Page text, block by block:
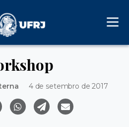
4 de setembro de 2017